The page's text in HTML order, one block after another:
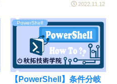
2022.11.12
PowerShell
【PowerShell】条件分岐